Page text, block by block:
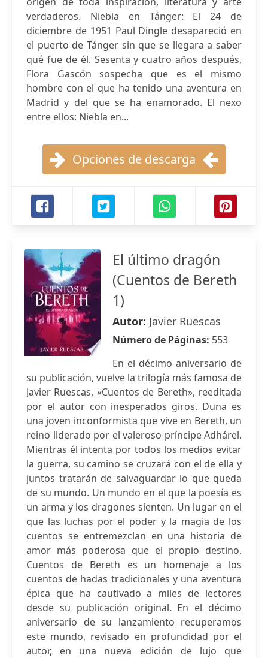
verdaderos. Niebla en Tánger: El 24 de
diciembre de 1951 Paul Dingle desapareció en
el puerto de Tánger sin que se llegara a saber
qué fue de él. Sesenta y cuatro años después,
Flora Gascón sospecha que es el mismo
hombre con el que ha tenido una aventura en
Madrid y del que se ha enamorado. El nexo
entre ellos: Niebla en...
Opciones de descarga
El último dragón
(Cuentos de Bereth
1)
Autor: Javier Ruescas
Número de Páginas: 553
En el décimo aniversario de
su publicación, vuelve la trilogía más famosa de
Javier Ruescas, «Cuentos de Bereth», reeditada
por el autor con inesperados giros. Duna es
una joven inconformista que vive en Bereth, un
reino liderado por el valeroso príncipe Adhárel.
Mientras él intenta por todos los medios evitar
la guerra, su camino se cruzará con el de ella y
juntos tratarán de salvaguardar lo que queda
de su mundo. Un mundo en el que la poesía es
un arma y los dragones sienten. Un lugar en el
que las luchas por el poder y la magia de los
cuentos se entremezclan en una historia de
amor más poderosa que el propio destino.
Cuentos de Bereth es un homenaje a los
cuentos de hadas tradicionales y una aventura
épica que ha cautivado a miles de lectores
desde su publicación original. En el décimo
aniversario de su lanzamiento recuperamos
este mundo, revisado en profundidad por el
autor, en una nueva edición de lujo que